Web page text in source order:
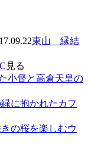
東山 縁結
見る
小督と高倉天皇の
に抱かれたカフ
の桜を楽しむウ